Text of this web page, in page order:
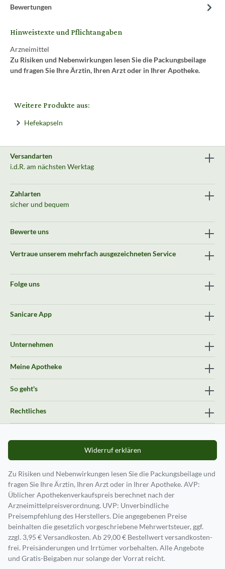
Bewertungen
Hinweistexte und Pflichtangaben
Arzneimittel
Zu Risiken und Nebenwirkungen lesen Sie die Packungsbeilage
und fragen Sie Ihre Ärztin, Ihren Arzt oder in Ihrer Apotheke.
Weitere Produkte aus:
Hefekapseln
Versandarten
i.d.R. am nächsten Werktag
Zahlarten
sicher und bequem
Bewerte uns
Vertraue unserem mehrfach ausgezeichneten Service
Folge uns
Sanicare App
Unternehmen
Meine Apotheke
So geht's
Rechtliches
Widerruf erklären
Zu Risiken und Nebenwirkungen lesen Sie die Packungsbeilage und
fragen Sie Ihre Ärztin, Ihren Arzt oder in Ihrer Apotheke. AVP:
Üblicher Apothekenverkaufspreis berechnet nach der
Arzneimittelpreisverordnung. UVP: Unverbindliche
Preisempfehlung des Herstellers. Die angegebenen Preise
beinhalten die gesetzlich vorgeschriebene Mehrwertsteuer, ggf.
zzgl. 3,95 € Versandkosten. Ab 29,00 € Bestell­wert versand­kosten­
frei. Preisänderungen und Irrtümer vorbehalten. Alle Angebote
und Gratis-Beigaben nur solange der Vorrat reicht.